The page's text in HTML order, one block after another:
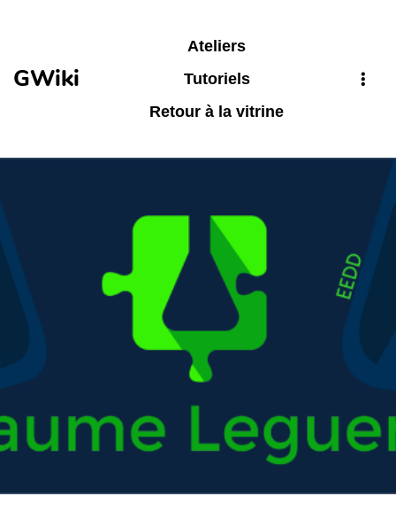
GWiki
Ateliers
Tutoriels
Retour à la vitrine